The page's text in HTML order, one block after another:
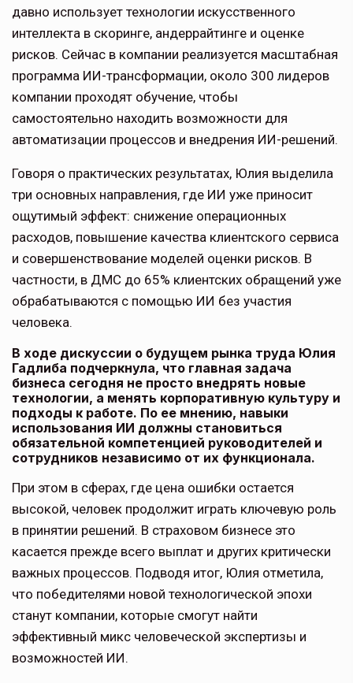
давно использует технологии искусственного
интеллекта в скоринге, андеррайтинге и оценке
рисков. Сейчас в компании реализуется масштабная
программа ИИ-трансформации, около 300 лидеров
компании проходят обучение, чтобы
самостоятельно находить возможности для
автоматизации процессов и внедрения ИИ-решений.
Говоря о практических результатах, Юлия выделила
три основных направления, где ИИ уже приносит
ощутимый эффект: снижение операционных
расходов, повышение качества клиентского сервиса
и совершенствование моделей оценки рисков. В
частности, в ДМС до 65% клиентских обращений уже
обрабатываются с помощью ИИ без участия
человека.
В ходе дискуссии о будущем рынка труда Юлия
Гадлиба подчеркнула, что главная задача
бизнеса сегодня не просто внедрять новые
технологии, а менять корпоративную культуру и
подходы к работе. По ее мнению, навыки
использования ИИ должны становиться
обязательной компетенцией руководителей и
сотрудников независимо от их функционала.
При этом в сферах, где цена ошибки остается
высокой, человек продолжит играть ключевую роль
в принятии решений. В страховом бизнесе это
касается прежде всего выплат и других критически
важных процессов. Подводя итог, Юлия отметила,
что победителями новой технологической эпохи
станут компании, которые смогут найти
эффективный микс человеческой экспертизы и
возможностей ИИ.